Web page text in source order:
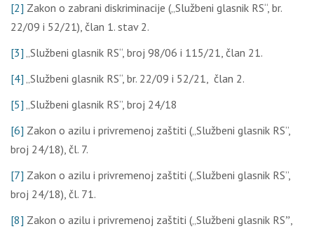
[2] Zakon o zabrani diskriminacije („Službeni glasnik RS“, br.
22/09 i 52/21), član 1. stav 2.
[3] „Službeni glasnik RS“, broj 98/06 i 115/21, član 21.
[4] „Službeni glasnik RS“, br. 22/09 i 52/21, član 2.
[5] „Službeni glasnik RS”, broj 24/18
[6] Zakon o azilu i privremenoj zaštiti („Službeni glasnik RS”,
broj 24/18), čl. 7.
[7] Zakon o azilu i privremenoj zaštiti („Službeni glasnik RS”,
broj 24/18), čl. 71.
[8] Zakon o azilu i privremenoj zaštiti („Službeni glasnik RSˮ,